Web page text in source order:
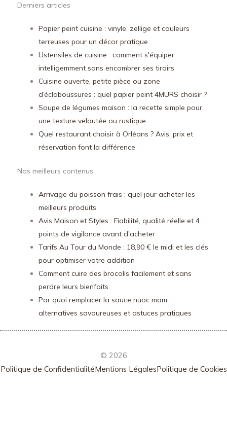
Derniers articles
Papier peint cuisine : vinyle, zellige et couleurs
terreuses pour un décor pratique
Ustensiles de cuisine : comment s'équiper
intelligemment sans encombrer ses tiroirs
Cuisine ouverte, petite pièce ou zone
d’éclaboussures : quel papier peint 4MURS choisir ?
Soupe de légumes maison : la recette simple pour
une texture veloutée ou rustique
Quel restaurant choisir à Orléans ? Avis, prix et
réservation font la différence
Nos meilleurs contenus
Arrivage du poisson frais : quel jour acheter les
meilleurs produits
Avis Maison et Styles : Fiabilité, qualité réelle et 4
points de vigilance avant d'acheter
Tarifs Au Tour du Monde : 18,90 € le midi et les clés
pour optimiser votre addition
Comment cuire des brocolis facilement et sans
perdre leurs bienfaits
Par quoi remplacer la sauce nuoc mam :
alternatives savoureuses et astuces pratiques
© 2026
Politique de ConfidentialitéMentions LégalesPolitique de Cookies